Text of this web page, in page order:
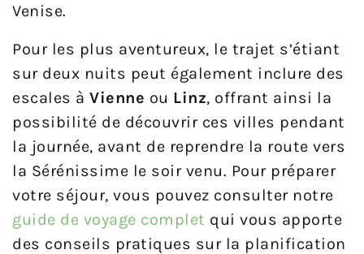
Venise.
Pour les plus aventureux, le trajet s’étiant
sur deux nuits peut également inclure des
escales à Vienne ou Linz, offrant ainsi la
possibilité de découvrir ces villes pendant
la journée, avant de reprendre la route vers
la Sérénissime le soir venu. Pour préparer
votre séjour, vous pouvez consulter notre
guide de voyage complet qui vous apporte
des conseils pratiques sur la planification